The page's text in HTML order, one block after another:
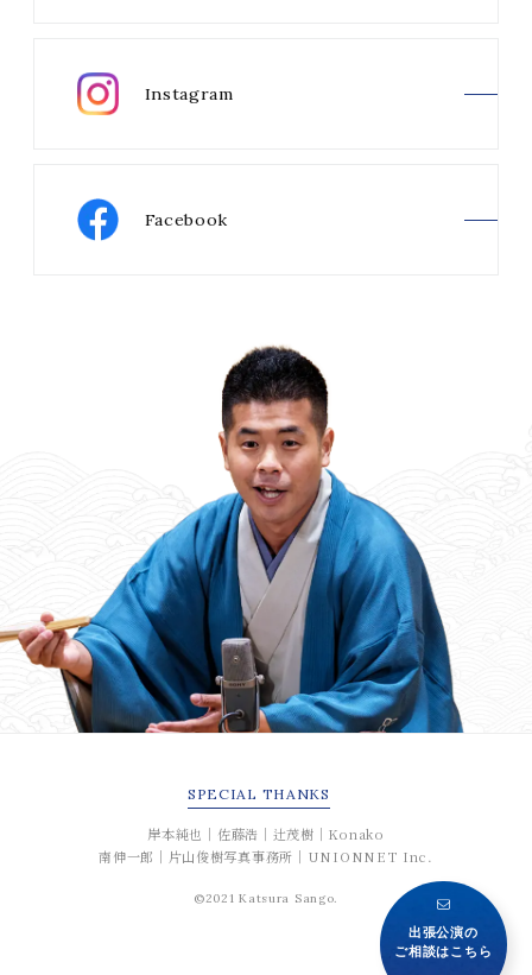
Instagram
Facebook
SPECIAL THANKS
岸本純也｜佐藤浩｜辻茂樹｜Konako
南伸一郎｜片山俊樹写真事務所｜UNIONNET Inc.
©2021 Katsura Sango.
出張公演の
ご相談はこちら